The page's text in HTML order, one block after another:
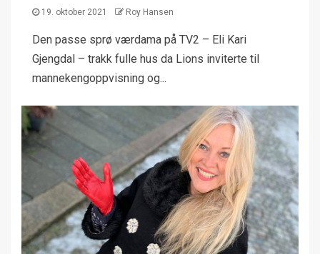
19. oktober 2021 Roy Hansen
Den passe sprø værdama på TV2 – Eli Kari
Gjengdal – trakk fulle hus da Lions inviterte til
mannekengoppvisning og...